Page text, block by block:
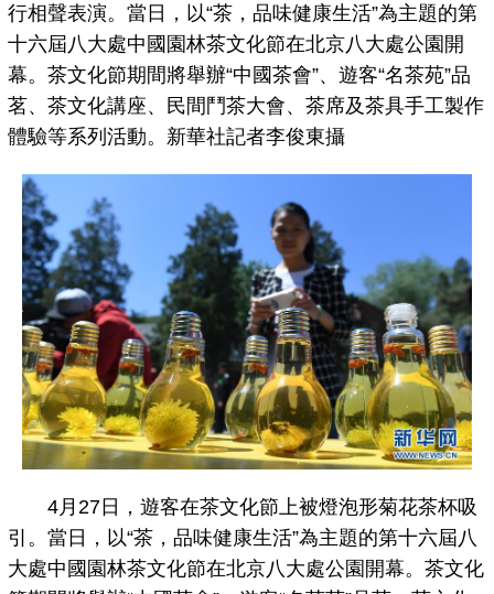
行相聲表演。當日，以“茶，品味健康生活”為主題的第
十六屆八大處中國園林茶文化節在北京八大處公園開
幕。茶文化節期間將舉辦“中國茶會”、遊客“名茶苑”品
茗、茶文化講座、民間鬥茶大會、茶席及茶具手工製作
體驗等系列活動。新華社記者李俊東攝
4月27日，遊客在茶文化節上被燈泡形菊花茶杯吸
引。當日，以“茶，品味健康生活”為主題的第十六屆八
大處中國園林茶文化節在北京八大處公園開幕。茶文化